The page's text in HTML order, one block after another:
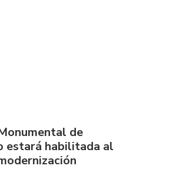
de
estará habilitada al